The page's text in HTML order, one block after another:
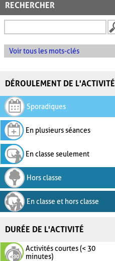
RECHERCHER
Voir tous les mots-clés
DÉROULEMENT DE L'ACTIVITÉ
Sporadiques
En plusieurs séances
En classe seulement
Hors classe
En classe et hors classe
DURÉE DE L'ACTIVITÉ
Activités courtes (< 30
minutes)